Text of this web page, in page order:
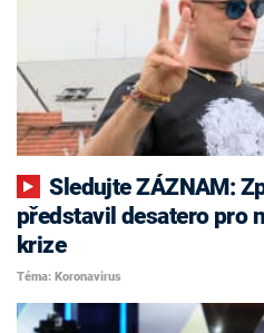
Sledujte ZÁZNAM: Zpěvák Daniel Landa
představil desatero pro
krize
Téma: Koronavirus